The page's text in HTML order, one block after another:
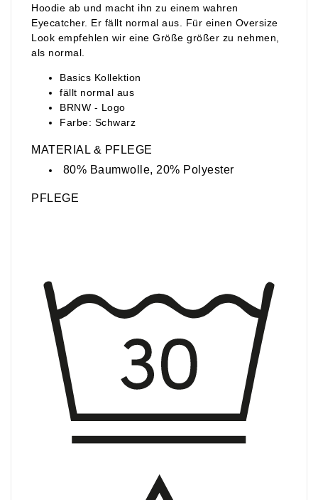
Hoodie ab und macht ihn zu einem wahren
Eyecatcher. Er fällt normal aus. Für einen Oversize
Look empfehlen wir eine Größe größer zu nehmen,
als normal.
Basics Kollektion
fällt normal aus
BRNW - Logo
Farbe: Schwarz
MATERIAL & PFLEGE
80% Baumwolle, 20% Polyester
PFLEGE